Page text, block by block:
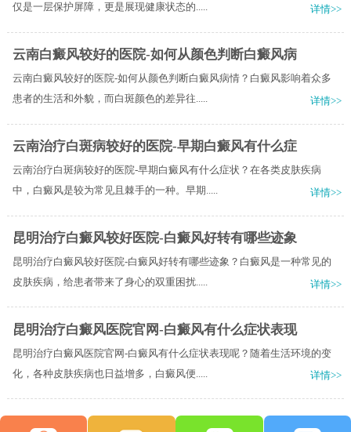
仅是一层保护屏障，更是展现健康状态的.....
详情>>
云南白癜风较好的医院-如何从颜色判断白癜风病
云南白癜风较好的医院-如何从颜色判断白癜风病情？白癜风影响着众多
患者的生活和外貌，而白斑颜色的差异往.....
详情>>
云南治疗白斑病较好的医院-早期白癜风有什么症
云南治疗白斑病较好的医院-早期白癜风有什么症状？在各类皮肤疾病
中，白癜风是较为常见且棘手的一种。早期.....
详情>>
昆明治疗白癜风较好医院-白癜风好转有哪些迹象
昆明治疗白癜风较好医院-白癜风好转有哪些迹象？白癜风是一种常见的
皮肤疾病，给患者带来了身心的双重困扰.....
详情>>
昆明治疗白癜风医院官网-白癜风有什么症状表现
昆明治疗白癜风医院官网-白癜风有什么症状表现呢？随着生活环境的变
化，各种皮肤疾病也日益增多，白癜风便.....
详情>>